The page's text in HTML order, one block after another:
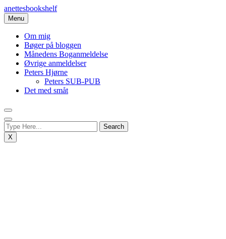
Skip
to
content
anettesbookshelf
Menu
Om mig
Bøger på bloggen
Månedens Boganmeldelse
Øvrige anmeldelser
Peters Hjørne
Peters SUB-PUB
Det med småt
X